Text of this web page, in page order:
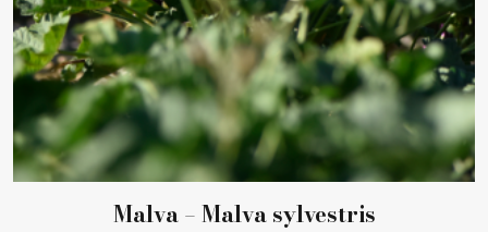
Malva – Malva sylvestris